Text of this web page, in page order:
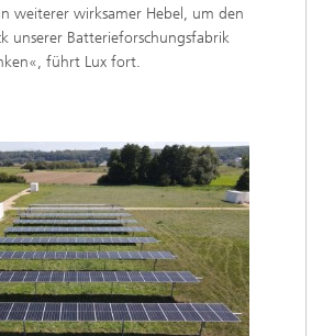
weiterer wirksamer Hebel, um den
unserer Batterieforschungsfabrik
führt Lux fort.